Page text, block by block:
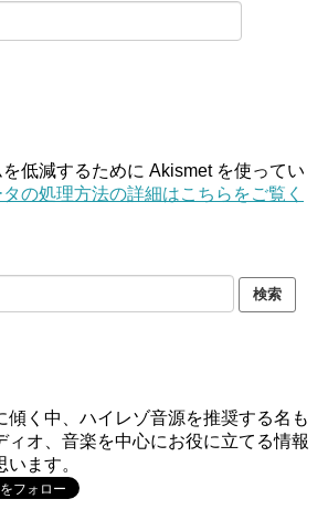
低減するために Akismet を使ってい
の処理方法の詳細はこちらをご覧く
傾く中、ハイレゾ音源を推奨する名も
ィオ、音楽を中心にお役に立てる情報
ます。